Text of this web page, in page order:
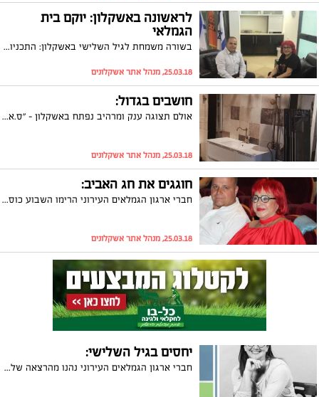
לראשונה באשקלון: יוקם בית
הגמלאי
בשורה משמחת לגיל השלישי באשקלון: התכניות להקמת בית הגמלאי מגיעות לאישור סופי בוועדה המחוזית. יו"ר ארגון הגמלאים העירוני, שרה זכריה, שיזמה ועמלה על הקמתו: "רגע היסטורי לגמלאים ולעיר אשקלון"
25.03.18, מנהל אתר אשקלונים
חושבים בגדול:
אולם תצוגה ענק ומרהיב נפתח באשקלון - "ס.א.נ קרמיקה". באולם החדש תוכלו למצוא אריחי גרניט פורצלן גדולים במיוחד ומגוון עצום של מוצרים בעיצוב מיוחד וחדשני
25.03.18, מנהל אתר אשקלונים
חוגגים את חג האביב:
חברי ארגון הגמלאים העירוני הרימו השבוע כוסית לכבוד חג הפסח. בתנכית האומנותית: הזמרים צביקה פיק ומאיה בוסקילה שהקפיצו את הקהל. יו"ר הארגון, שרה זכריה, בישרה להם גם על הרגע ההיסטורי בו אושרו התכניות להקמת בית הגמלאי
25.03.18, מנהל אתר אשקלונים
יחסים בגיל השלישי:
חברי ארגון הגמלאים העירוני נהנו מהרצאה של היועצת הזוגית והפרטנית לגיל השלישי, יעל חביב, בנושא המעסיק את כולנו: יחסים. הגמלאים נהנו מאוד והודו ליו"ר, שרה זכריה, על הרחבת האופקים